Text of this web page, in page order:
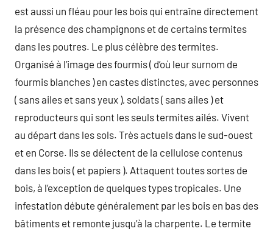
est aussi un fléau pour les bois qui entraîne directement
la présence des champignons et de certains termites
dans les poutres. Le plus célèbre des termites.
Organisé à l’image des fourmis ( d’où leur surnom de
fourmis blanches ) en castes distinctes, avec personnes
( sans ailes et sans yeux ), soldats ( sans ailes ) et
reproducteurs qui sont les seuls termites ailés. Vivent
au départ dans les sols. Très actuels dans le sud-ouest
et en Corse. Ils se délectent de la cellulose contenus
dans les bois ( et papiers ). Attaquent toutes sortes de
bois, à l’exception de quelques types tropicales. Une
infestation débute généralement par les bois en bas des
bâtiments et remonte jusqu’à la charpente. Le termite